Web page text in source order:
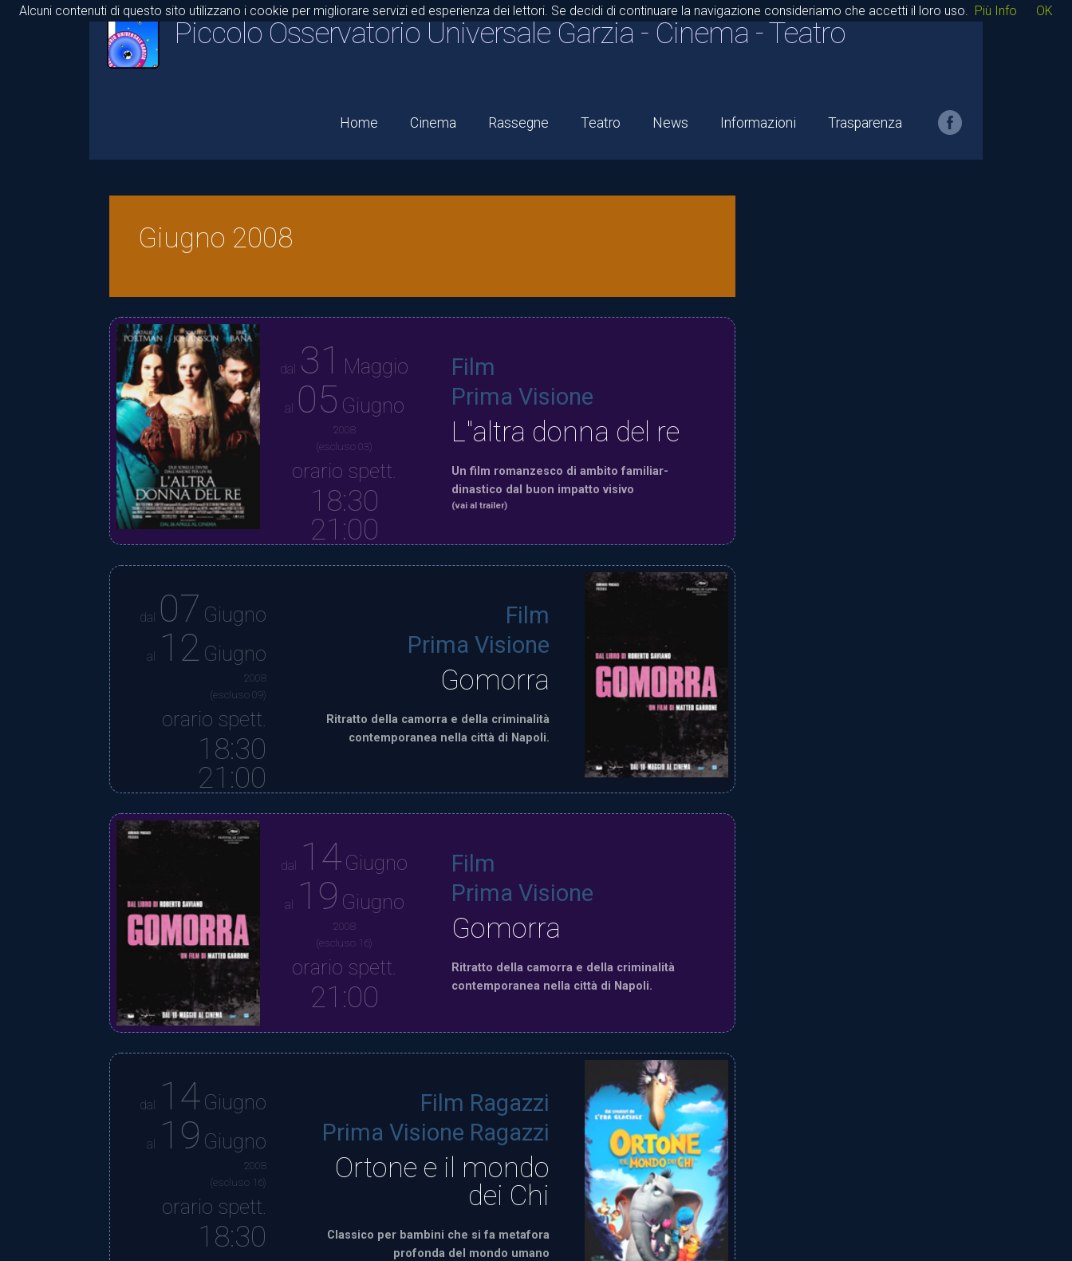
Piccolo Osservatorio Universale Garzia- Cinema - Teatro
Home Cinema Rassegne Teatro News Informazioni Trasparenza
Giugno 2008
dal 31 Maggio
al 05 Giugno
2008
(escluso 03)
orario spett.
18:30
21:00
Film
Prima Visione
L"altra donna del re
Un film romanzesco di ambito familiar-
dinastico dal buon impatto visivo
(vai al trailer)
Film
Prima Visione
Gomorra
Ritratto della camorra e della criminalità
contemporanea nella città di Napoli.
dal 07 Giugno
al 12 Giugno
2008
(escluso 09)
orario spett.
18:30
21:00
dal 14 Giugno
al 19 Giugno
2008
(escluso 16)
orario spett.
21:00
Film
Prima Visione
Gomorra
Ritratto della camorra e della criminalità
contemporanea nella città di Napoli.
Film Ragazzi
Prima Visione Ragazzi
Ortone e il mondo
dei Chi
Classico per bambini che si fa metafora
profonda del mondo umano
dal 14 Giugno
al 19 Giugno
2008
(escluso 16)
orario spett.
18:30
Alcuni contenuti di questo sito utilizzano i cookie per migliorare servizi ed esperienza dei lettori. Se decidi di continuare la navigazione consideriamo che accetti il loro uso. Più Info OK